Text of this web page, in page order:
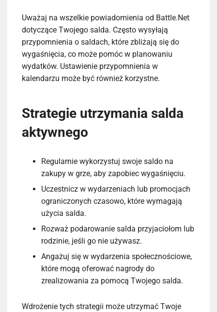
Uważaj na wszelkie powiadomienia od Battle.Net
dotyczące Twojego salda. Często wysyłają
przypomnienia o saldach, które zbliżają się do
wygaśnięcia, co może pomóc w planowaniu
wydatków. Ustawienie przypomnienia w
kalendarzu może być również korzystne.
Strategie utrzymania salda
aktywnego
Regularnie wykorzystuj swoje saldo na
zakupy w grze, aby zapobiec wygaśnięciu.
Uczestnicz w wydarzeniach lub promocjach
ograniczonych czasowo, które wymagają
użycia salda.
Rozważ podarowanie salda przyjaciołom lub
rodzinie, jeśli go nie używasz.
Angażuj się w wydarzenia społecznościowe,
które mogą oferować nagrody do
zrealizowania za pomocą Twojego salda.
Wdrożenie tych strategii może utrzymać Twoje